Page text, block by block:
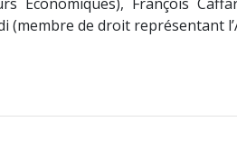
(membre de droit représentant